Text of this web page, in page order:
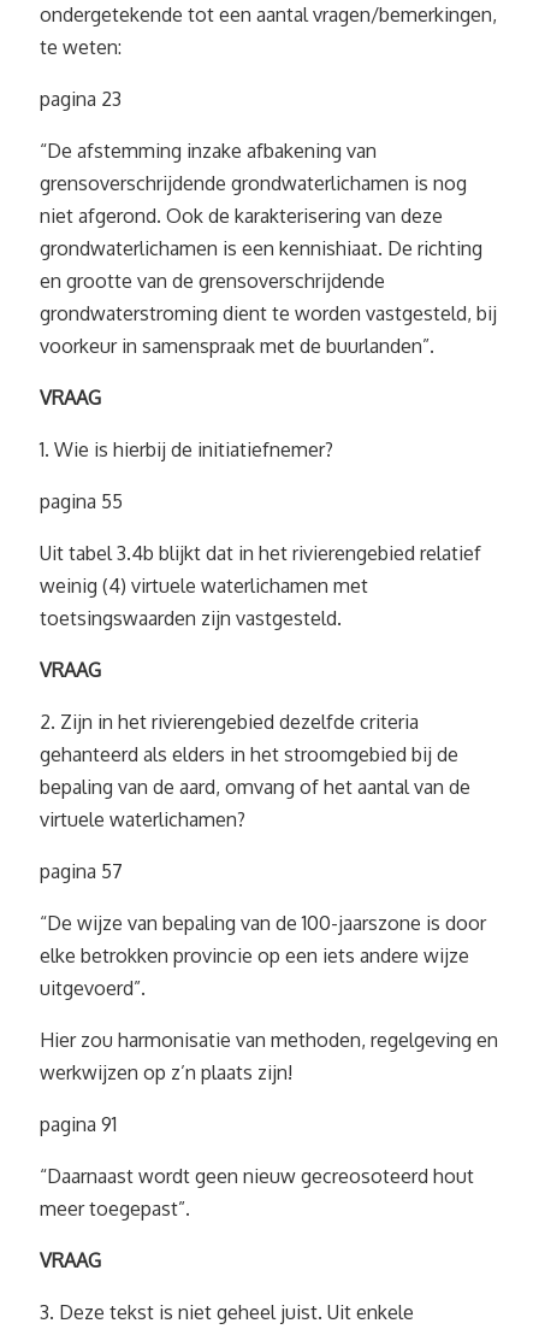
ondergetekende tot een aantal vragen/bemerkingen,
te weten:
pagina 23
“De afstemming inzake afbakening van
grensoverschrijdende grondwaterlichamen is nog
niet afgerond. Ook de karakterisering van deze
grondwaterlichamen is een kennishiaat. De richting
en grootte van de grensoverschrijdende
grondwaterstroming dient te worden vastgesteld, bij
voorkeur in samenspraak met de buurlanden”.
VRAAG
1. Wie is hierbij de initiatiefnemer?
pagina 55
Uit tabel 3.4b blijkt dat in het rivierengebied relatief
weinig (4) virtuele waterlichamen met
toetsingswaarden zijn vastgesteld.
VRAAG
2. Zijn in het rivierengebied dezelfde criteria
gehanteerd als elders in het stroomgebied bij de
bepaling van de aard, omvang of het aantal van de
virtuele waterlichamen?
pagina 57
“De wijze van bepaling van de 100-jaarszone is door
elke betrokken provincie op een iets andere wijze
uitgevoerd”.
Hier zou harmonisatie van methoden, regelgeving en
werkwijzen op z’n plaats zijn!
pagina 91
“Daarnaast wordt geen nieuw gecreosoteerd hout
meer toegepast”.
VRAAG
3. Deze tekst is niet geheel juist. Uit enkele